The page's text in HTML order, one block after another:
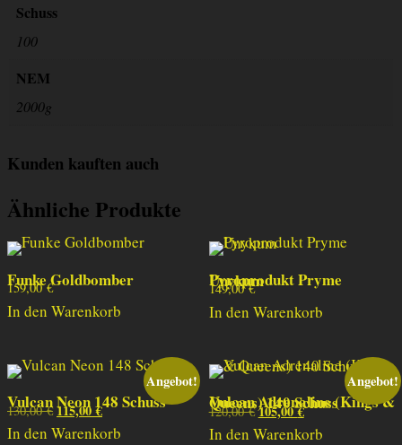
Schuss
100
NEM
2000g
Kunden kauften auch
Ähnliche Produkte
Funke Goldbomber
159,00€
In den Warenkorb
Pyroprodukt Pryme Unykum
149,00€
In den Warenkorb
Angebot!
Vulcan Neon 148 Schuss
130,00€ Ursprünglicher Preis war: 130,00 €
115,00€Aktueller Preis ist: 115,00 €.
In den Warenkorb
Angebot!
Vulcan Adrenaline (Kings & Queens) 140 Schuss
120,00€Ursprünglicher Preis war: 120,00 €
105,00€Aktueller Preis ist: 105,00 €.
In den Warenkorb